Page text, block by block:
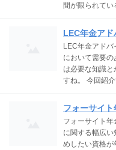
間が限られてい
LEC年金アド
LEC年金アド
において需要
は必要な知識と
すね。 今回紹
フォーサイト
フォーサイト
に関する幅広
めしたい資格が